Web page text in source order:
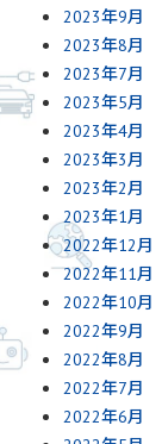
2023年9月
2023年8月
2023年7月
2023年5月
2023年4月
2023年3月
2023年2月
2023年1月
2022年12月
2022年11月
2022年10月
2022年9月
2022年8月
2022年7月
2022年6月